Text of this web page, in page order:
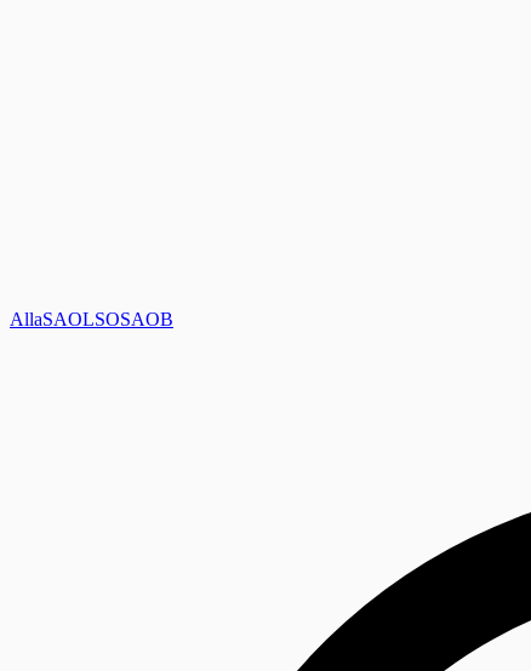
AllaSAOLSOSAOB